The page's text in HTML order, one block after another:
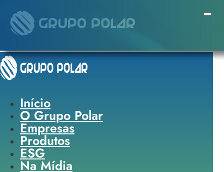
Início
O Grupo Polar
Empresas
Produtos
ESG
Na Mídia